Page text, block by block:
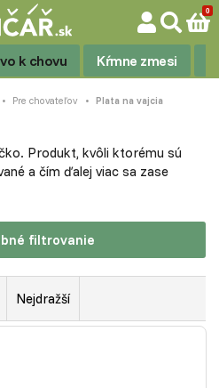
k chovu Kŕmne zmesi
Pre chovateľov Plata na vajcia
Produkt, kvôli ktorému sú
a čím ďalej viac sa zase
filtrovanie
Nejdražší